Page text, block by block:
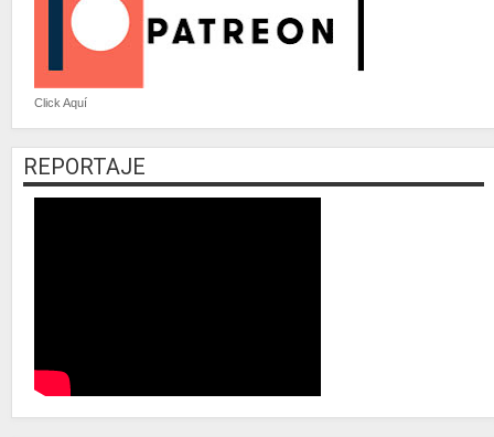
Click Aquí
REPORTAJE